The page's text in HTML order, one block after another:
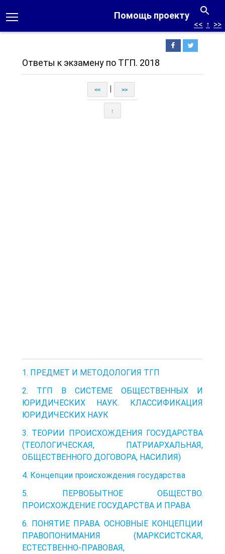
Помощь проекту
<< ↑ >>
Ответы к экзамену по ТГП. 2018
<< >>
↑
1. ПРЕДМЕТ И МЕТОДОЛОГИЯ ТГП
2. ТГП В СИСТЕМЕ ОБЩЕСТВЕННЫХ И
ЮРИДИЧЕСКИХ НАУК. КЛАССИФИКАЦИЯ
ЮРИДИЧЕСКИХ НАУК
3. ТЕОРИИ ПРОИСХОЖДЕНИЯ ГОСУДАРСТВА
(ТЕОЛОГИЧЕСКАЯ, ПАТРИАРХАЛЬНАЯ,
ОБЩЕСТВЕННОГО ДОГОВОРА, НАСИЛИЯ)
4. Концепции происхождения государства
5. ПЕРВОБЫТНОЕ ОБЩЕСТВО.
ПРОИСХОЖДЕНИЕ ГОСУДАРСТВА И ПРАВА
6. ПОНЯТИЕ ПРАВА. ОСНОВНЫЕ КОНЦЕПЦИИ
ПРАВОПОНИМАНИЯ (МАРКСИСТСКАЯ,
ЕСТЕСТВЕННО-ПРАВОВАЯ,